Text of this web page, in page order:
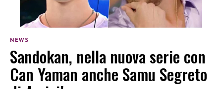
NEWS
Sandokan, nella nuova serie con
Can Yaman anche Samu Segreto